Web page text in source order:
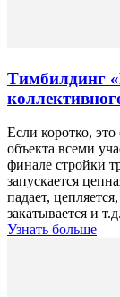
Тимбилдинг
Если коротко,
объекта всеми
финале стройки
запускается
падает,
закатывается и
Узнать больше